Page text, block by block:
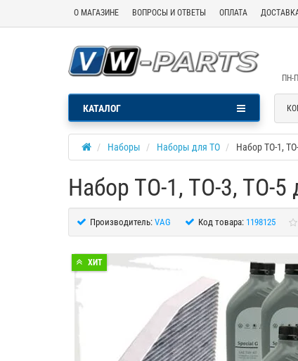
О МАГАЗИНЕ ВОПРОСЫ И ОТВЕТЫ ОПЛАТА
ПН-
КАТАЛОГ
Наборы Наборы для ТО Набор ТО-1,
Набор ТО-1, ТО-3, ТО-5
Производитель: VAG Код товара: 1198125
ХИТ